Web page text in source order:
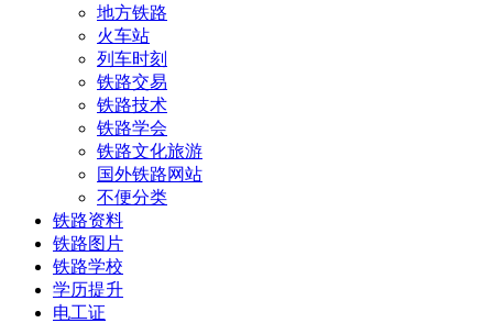
地方铁路
火车站
列车时刻
铁路交易
铁路技术
铁路学会
铁路文化旅游
国外铁路网站
不便分类
铁路资料
铁路图片
铁路学校
学历提升
电工证